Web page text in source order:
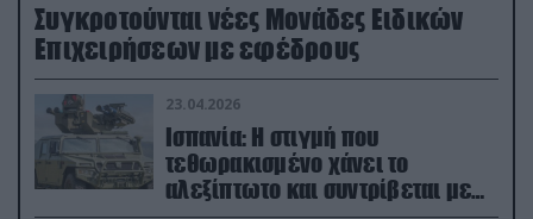
Συγκροτούνται νέες Μονάδες Ειδικών
Επιχειρήσεων με εφέδρους
23.04.2026
Ισπανία: Η στιγμή που
τεθωρακισμένο χάνει το
αλεξίπτωτο και συντρίβεται με